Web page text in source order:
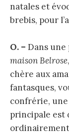
natales et
brebis, pour
O. – Dans
maison Belrose
chère aux
fantasques,
confrérie,
principale est
ordinairement